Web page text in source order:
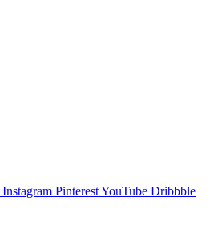
Instagram PinterestYouTube Dribbble